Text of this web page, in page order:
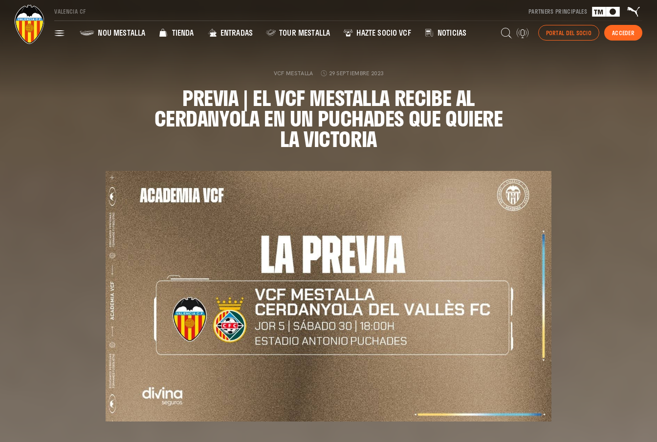
VALENCIA CF PARTNERS PRINCIPALES
NOU MESTALLA TIENDA ENTRADAS TOUR MESTALLA HAZTE SOCIO VCF NOTICIAS PORTAL DEL SOCIO ACCEDER
VCF MESTALLA 29 SEPTIEMBRE 2023
PREVIA | EL VCF MESTALLA RECIBE AL
CERDANYOLA EN UN PUCHADES QUE QUIERE
LA VICTORIA